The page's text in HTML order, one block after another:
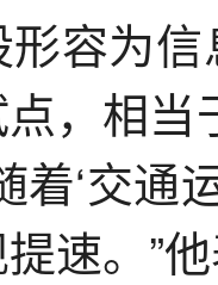
容为
，相
着‘交通
速。”